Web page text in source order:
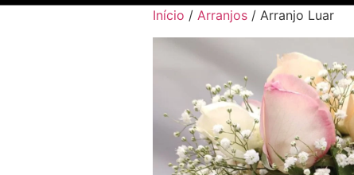
Início / Arranjos / Arranjo Luar